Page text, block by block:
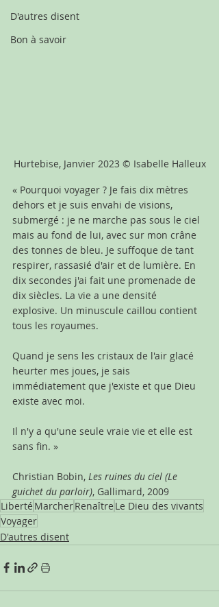
D'autres disent
Bon à savoir
Hurtebise, Janvier 2023 © Isabelle Halleux
« Pourquoi voyager ? Je fais dix mètres
dehors et je suis envahi de visions,
submergé : je ne marche pas sous le ciel
mais au fond de lui, avec sur mon crâne
des tonnes de bleu. Je suffoque de tant
respirer, rassasié d'air et de lumière. En
dix secondes j'ai fait une promenade de
dix siècles. La vie a une densité
explosive. Un minuscule caillou contient
tous les royaumes.
Quand je sens les cristaux de l'air glacé
heurter mes joues, je sais
immédiatement que j'existe et que Dieu
existe avec moi.
Il n'y a qu'une seule vraie vie et elle est
sans fin. »
Christian Bobin, Les ruines du ciel (Le
guichet du parloir), Gallimard, 2009
Liberté MarcherRenaître Le Dieu des vivants
Voyager
D'autres disent